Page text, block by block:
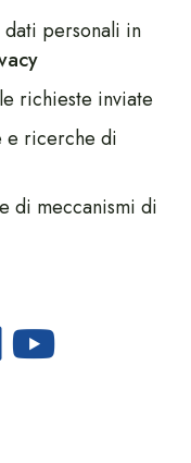
personali in
richieste inviate
e ricerche di
di meccanismi di